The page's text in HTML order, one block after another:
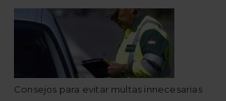
Consejos para evitar multas innecesarias